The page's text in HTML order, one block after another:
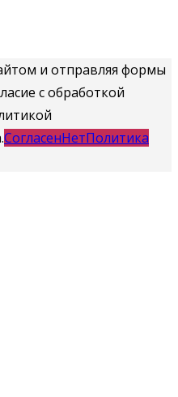
и отправляя формы
с обработкой
СогласенНетПолитика